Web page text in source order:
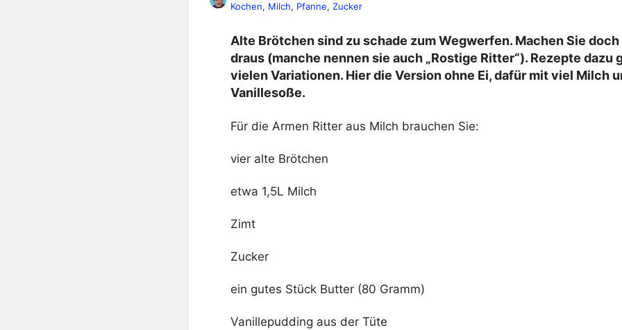
Kochen, Milch, Pfanne, Zucker
Alte Brötchen sind zu schade zum Wegwerfen. Machen Sie doch
draus (manche nennen sie auch „Rostige Ritter“). Rezepte dazu
vielen Variationen. Hier die Version ohne Ei, dafür mit viel Milch
Vanillesoße.
Für die Armen Ritter aus Milch brauchen Sie:
vier alte Brötchen
etwa 1,5L Milch
Zimt
Zucker
ein gutes Stück Butter (80 Gramm)
Vanillepudding aus der Tüte